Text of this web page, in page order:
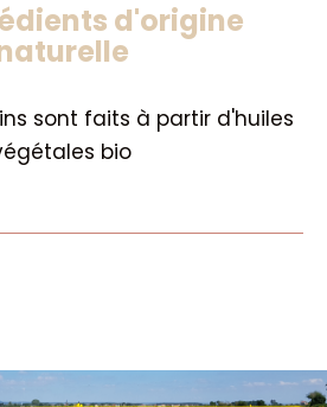
d'origine
sont faits à partir d'huiles
bio